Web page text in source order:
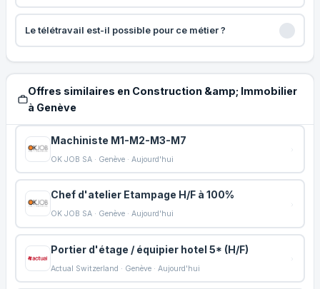
Le télétravail est-il possible pour ce métier ?
Offres similaires en Construction &amp; Immobilier
à Genève
Machiniste M1-M2-M3-M7
OK JOB SA · Genève · Aujourd'hui
Chef d'atelier Etampage H/F à 100%
OK JOB SA · Genève · Aujourd'hui
Portier d'étage / équipier hotel 5* (H/F)
Actual Switzerland · Genève · Aujourd'hui